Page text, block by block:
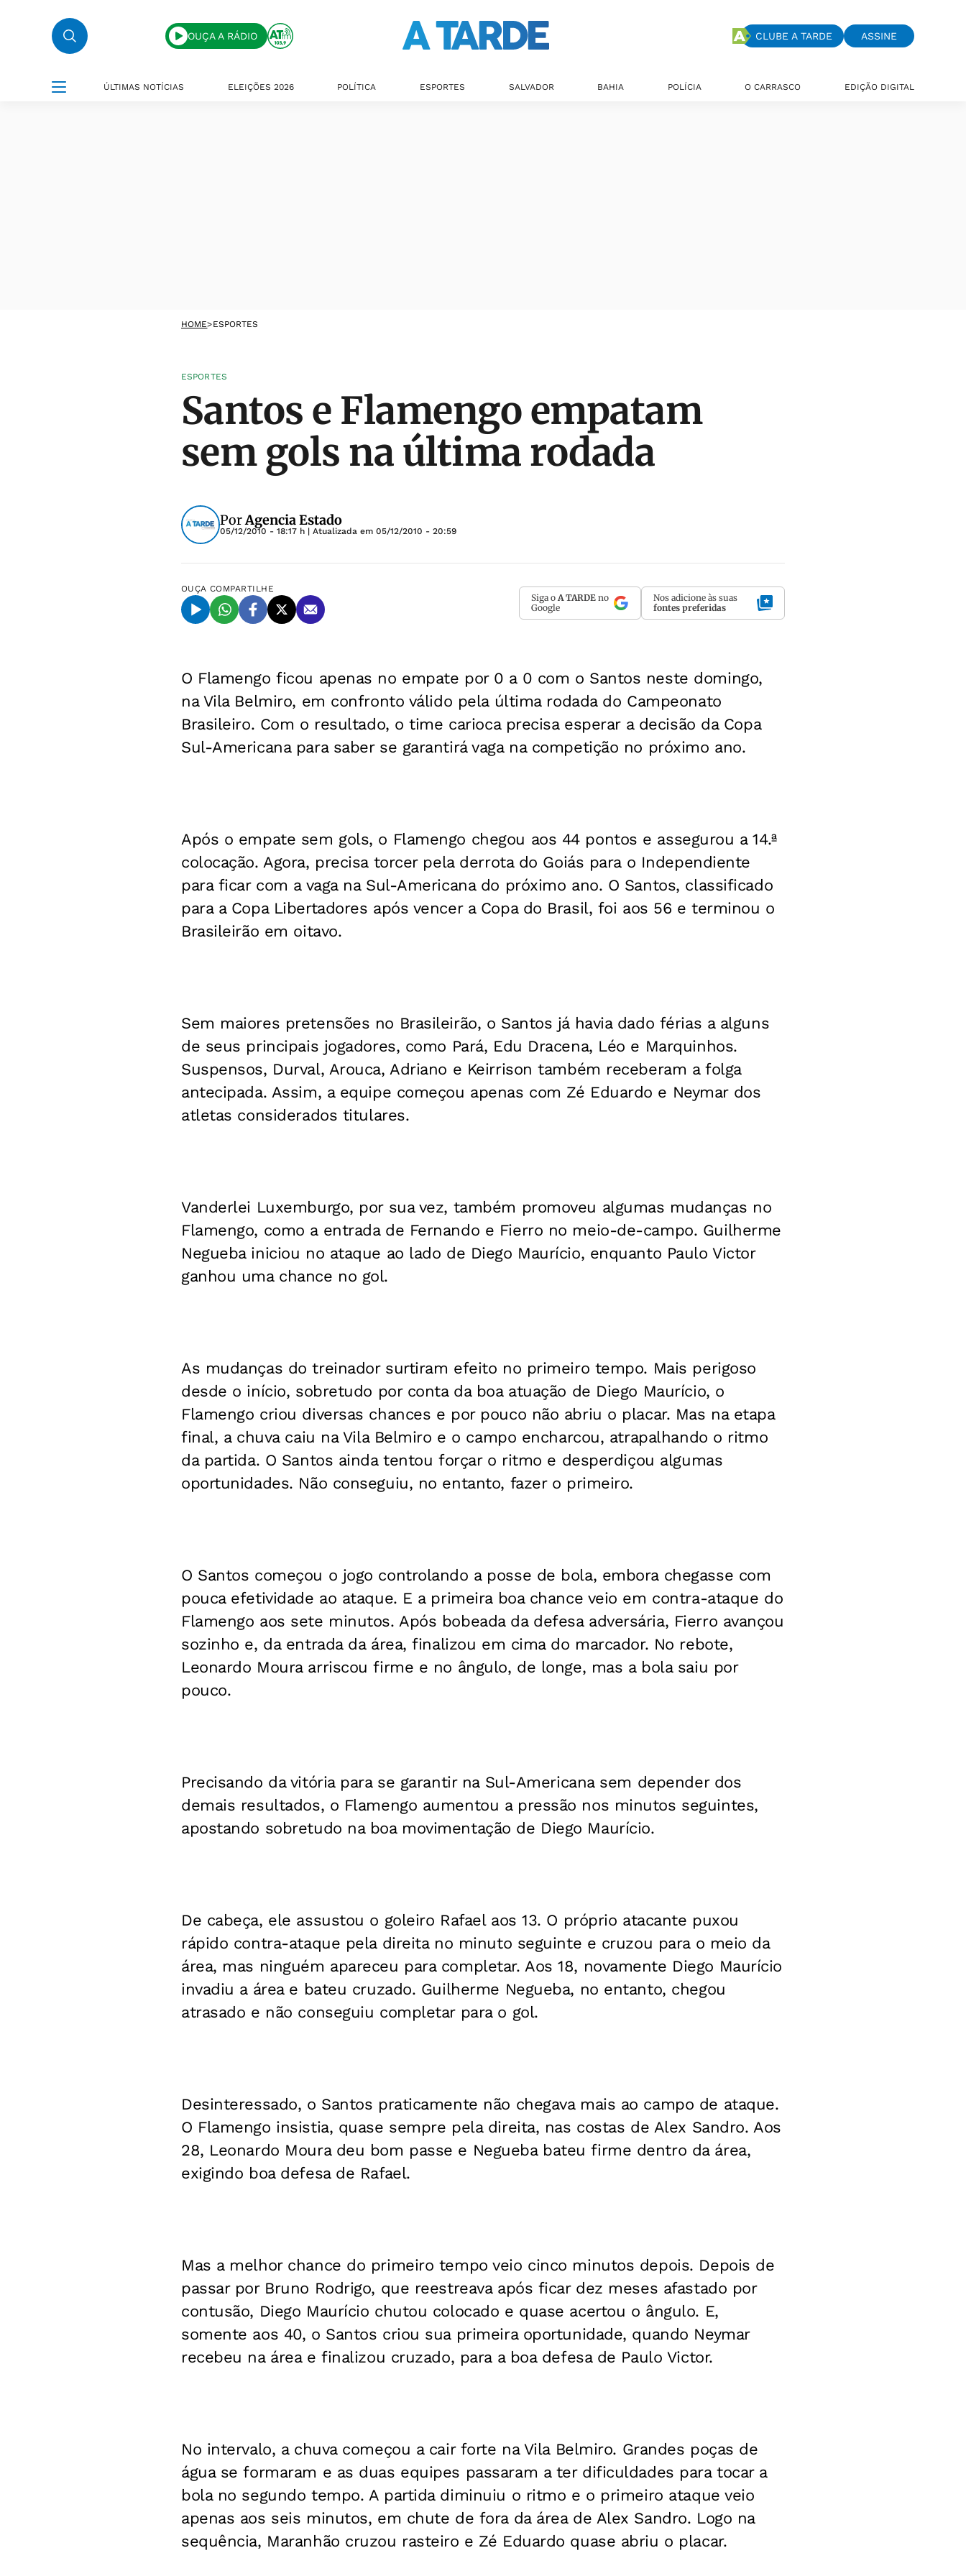
OUÇA A RÁDIO CLUBE A TARDE ASSINE
ÚLTIMAS NOTÍCIAS ELEIÇÕES 2026 POLÍTICA ESPORTES SALVADOR BAHIA POLÍCIA O CARRASCO EDIÇÃO DIGITAL
HOME>ESPORTES
ESPORTES
Santos e Flamengo empatam
sem gols na última rodada
PorAgencia Estado
05/12/2010 - 18:17 h | Atualizada em 05/12/2010 - 20:59
OUÇA COMPARTILHE
Siga o A TARDE no
Google
Nos adicione às suas
fontes preferidas
O Flamengo ficou apenas no empate por 0 a 0 com o Santos neste domingo,
na Vila Belmiro, em confronto válido pela última rodada do Campeonato
Brasileiro. Com o resultado, o time carioca precisa esperar a decisão da Copa
Sul-Americana para saber se garantirá vaga na competição no próximo ano.
Após o empate sem gols, o Flamengo chegou aos 44 pontos e assegurou a 14.ª
colocação. Agora, precisa torcer pela derrota do Goiás para o Independiente
para ficar com a vaga na Sul-Americana do próximo ano. O Santos, classificado
para a Copa Libertadores após vencer a Copa do Brasil, foi aos 56 e terminou o
Brasileirão em oitavo.
Sem maiores pretensões no Brasileirão, o Santos já havia dado férias a alguns
de seus principais jogadores, como Pará, Edu Dracena, Léo e Marquinhos.
Suspensos, Durval, Arouca, Adriano e Keirrison também receberam a folga
antecipada. Assim, a equipe começou apenas com Zé Eduardo e Neymar dos
atletas considerados titulares.
Vanderlei Luxemburgo, por sua vez, também promoveu algumas mudanças no
Flamengo, como a entrada de Fernando e Fierro no meio-de-campo. Guilherme
Negueba iniciou no ataque ao lado de Diego Maurício, enquanto Paulo Victor
ganhou uma chance no gol.
As mudanças do treinador surtiram efeito no primeiro tempo. Mais perigoso
desde o início, sobretudo por conta da boa atuação de Diego Maurício, o
Flamengo criou diversas chances e por pouco não abriu o placar. Mas na etapa
final, a chuva caiu na Vila Belmiro e o campo encharcou, atrapalhando o ritmo
da partida. O Santos ainda tentou forçar o ritmo e desperdiçou algumas
oportunidades. Não conseguiu, no entanto, fazer o primeiro.
O Santos começou o jogo controlando a posse de bola, embora chegasse com
pouca efetividade ao ataque. E a primeira boa chance veio em contra-ataque do
Flamengo aos sete minutos. Após bobeada da defesa adversária, Fierro avançou
sozinho e, da entrada da área, finalizou em cima do marcador. No rebote,
Leonardo Moura arriscou firme e no ângulo, de longe, mas a bola saiu por
pouco.
Precisando da vitória para se garantir na Sul-Americana sem depender dos
demais resultados, o Flamengo aumentou a pressão nos minutos seguintes,
apostando sobretudo na boa movimentação de Diego Maurício.
De cabeça, ele assustou o goleiro Rafael aos 13. O próprio atacante puxou
rápido contra-ataque pela direita no minuto seguinte e cruzou para o meio da
área, mas ninguém apareceu para completar. Aos 18, novamente Diego Maurício
invadiu a área e bateu cruzado. Guilherme Negueba, no entanto, chegou
atrasado e não conseguiu completar para o gol.
Desinteressado, o Santos praticamente não chegava mais ao campo de ataque.
O Flamengo insistia, quase sempre pela direita, nas costas de Alex Sandro. Aos
28, Leonardo Moura deu bom passe e Negueba bateu firme dentro da área,
exigindo boa defesa de Rafael.
Mas a melhor chance do primeiro tempo veio cinco minutos depois. Depois de
passar por Bruno Rodrigo, que reestreava após ficar dez meses afastado por
contusão, Diego Maurício chutou colocado e quase acertou o ângulo. E,
somente aos 40, o Santos criou sua primeira oportunidade, quando Neymar
recebeu na área e finalizou cruzado, para a boa defesa de Paulo Victor.
No intervalo, a chuva começou a cair forte na Vila Belmiro. Grandes poças de
água se formaram e as duas equipes passaram a ter dificuldades para tocar a
bola no segundo tempo. A partida diminuiu o ritmo e o primeiro ataque veio
apenas aos seis minutos, em chute de fora da área de Alex Sandro. Logo na
sequência, Maranhão cruzou rasteiro e Zé Eduardo quase abriu o placar.